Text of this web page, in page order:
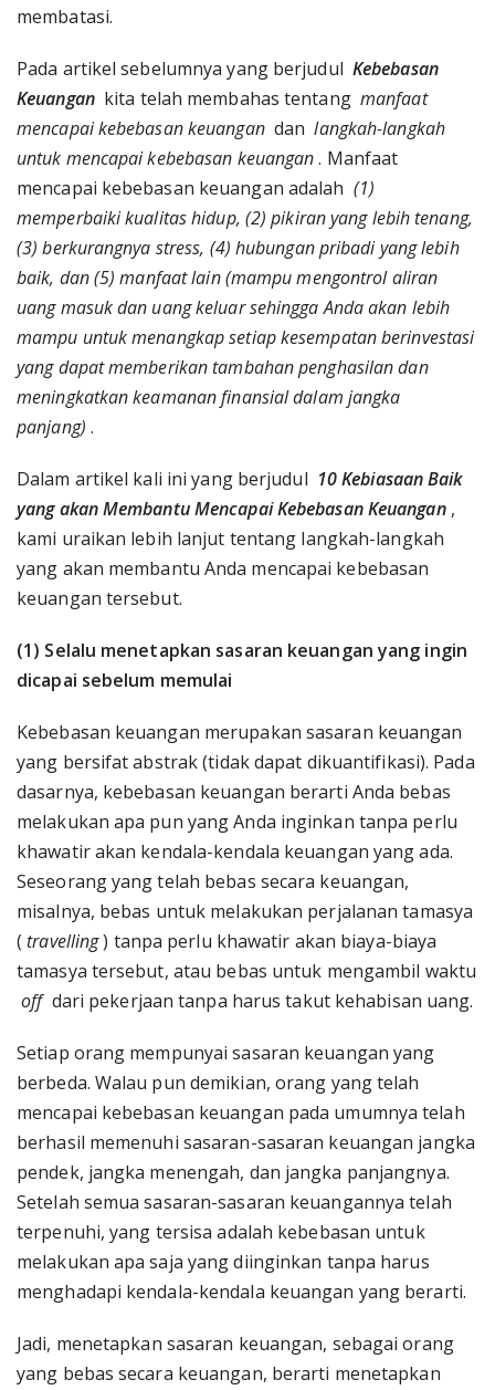
membatasi.
Pada artikel sebelumnya yang berjudul Kebebasan
Keuangan kita telah membahas tentang manfaat
mencapai kebebasan keuangandanlangkah-langkah
untuk mencapai kebebasan keuangan. Manfaat
mencapai kebebasan keuangan adalah (1)
memperbaiki kualitas hidup, (2) pikiran yang lebih tenang,
(3) berkurangnya stress, (4) hubungan pribadi yang lebih
baik, dan (5) manfaat lain (mampu mengontrol aliran
uang masuk dan uang keluar sehingga Anda akan lebih
mampu untuk menangkap setiap kesempatan berinvestasi
yang dapat memberikan tambahan penghasilan dan
meningkatkan keamanan finansial dalam jangka
panjang) .
Dalam artikel kali ini yang berjudul 10 Kebiasaan Baik
yang akan Membantu Mencapai Kebebasan Keuangan ,
kami uraikan lebih lanjut tentang langkah-langkah
yang akan membantu Anda mencapai kebebasan
keuangan tersebut.
(1) Selalu menetapkan sasaran keuangan yang ingin
dicapai sebelum memulai
Kebebasan keuangan merupakan sasaran keuangan
yang bersifat abstrak (tidak dapat dikuantifikasi). Pada
dasarnya, kebebasan keuangan berarti Anda bebas
melakukan apa pun yang Anda inginkan tanpa perlu
khawatir akan kendala-kendala keuangan yang ada.
Seseorang yang telah bebas secara keuangan,
misalnya, bebas untuk melakukan perjalanan tamasya
(travelling) tanpa perlu khawatir akan biaya-biaya
tamasya tersebut, atau bebas untuk mengambil waktu
offdari pekerjaan tanpa harus takut kehabisan uang.
Setiap orang mempunyai sasaran keuangan yang
berbeda. Walau pun demikian, orang yang telah
mencapai kebebasan keuangan pada umumnya telah
berhasil memenuhi sasaran-sasaran keuangan jangka
pendek, jangka menengah, dan jangka panjangnya.
Setelah semua sasaran-sasaran keuangannya telah
terpenuhi, yang tersisa adalah kebebasan untuk
melakukan apa saja yang diinginkan tanpa harus
menghadapi kendala-kendala keuangan yang berarti.
Jadi, menetapkan sasaran keuangan, sebagai orang
yang bebas secara keuangan, berarti menetapkan